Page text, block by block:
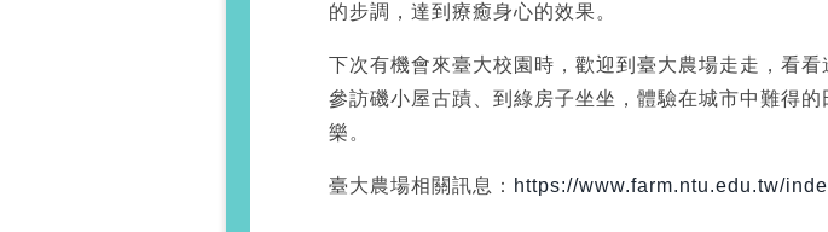
的步調，達到療癒身心的效果。
下次有機會來臺大校園時，歡迎到臺大農場走走，看看
參訪磯小屋古蹟、到綠房子坐坐，體驗在城市中難得的
樂。
臺大農場相關訊息： https://www.farm.ntu.edu.tw/